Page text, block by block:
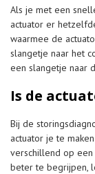
Als je met een
actuator er
waarmee de
slangetje naar het
een slangetje naar
Is de
Bij de
actuator je te
verschillend op
beter te begrijpen,